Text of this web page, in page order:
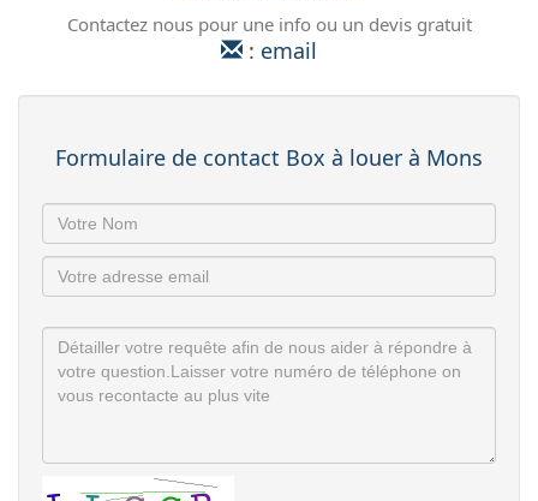
Contactez nous pour une info ou un devis gratuit
: email
Formulaire de contact Box à louer à Mons